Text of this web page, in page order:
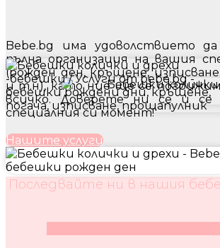
Bebe.bg има удоволствието
пълна организация на вашия
(рожден ден, кръщене,
и т.н), като ние ще се
всичко. Доверете ни се и се
специалния си момент!
Нашите услуги
Последвайте ни в нашия